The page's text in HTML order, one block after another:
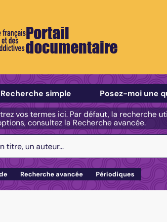
Portail
documentaire
un type de recherche
Recherche simple
Posez-moi une
vos termes ici. Par défaut, la recherche
consultez la Recherche avancée.
Recherche avancée Périodiques